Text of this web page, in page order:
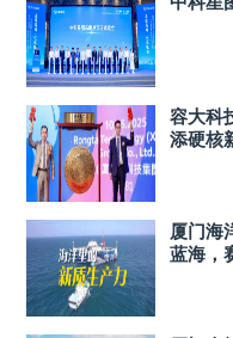
容大科
添硬核
厦门海
蓝海，